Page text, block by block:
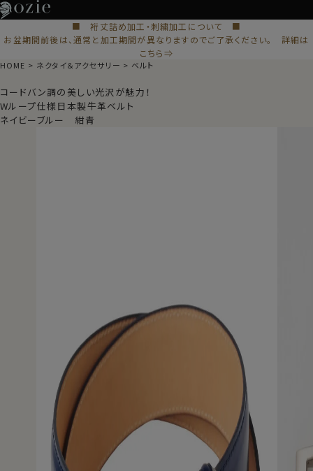
■ 裄丈詰め加工・刺繍加工について ■
お盆期間前後は、通常と加工期間が異なりますのでご了承ください。 詳細は
こちら⇒
HOME ネクタイ＆アクセサリー ベルト
コードバン調の美しい光沢が魅力！
Wループ仕様日本製牛革ベルト
ネイビーブルー 紺青